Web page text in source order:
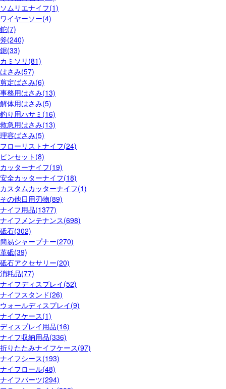
ソムリエナイフ(1)
ワイヤーソー(4)
鉈(7)
斧(240)
鋸(33)
カミソリ(81)
はさみ(57)
剪定ばさみ(6)
事務用はさみ(13)
解体用はさみ(5)
釣り用ハサミ(16)
救急用はさみ(13)
理容ばさみ(5)
フローリストナイフ(24)
ピンセット(8)
カッターナイフ(19)
安全カッターナイフ(18)
カスタムカッターナイフ(1)
その他日用刃物(89)
ナイフ用品(1377)
ナイフメンテナンス(698)
砥石(302)
簡易シャープナー(270)
革砥(39)
砥石アクセサリー(20)
消耗品(77)
ナイフディスプレイ(52)
ナイフスタンド(26)
ウォールディスプレイ(9)
ナイフケース(1)
ディスプレイ用品(16)
ナイフ収納用品(336)
折りたたみナイフケース(97)
ナイフシース(193)
ナイフロール(48)
ナイフパーツ(294)